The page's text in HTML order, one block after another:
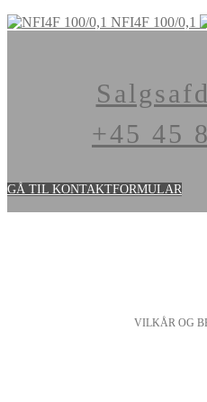
NFI4F 100/0,1
+45 45
GÅ TIL KONTAKTFORMULAR
VILKÅR OG